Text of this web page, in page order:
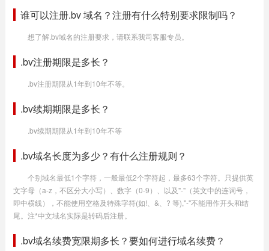
谁可以注册.bv 域名？注册有什么特别要求限制吗？
想了解.bv域名的注册要求，请联系我司客服专员。
.bv注册期限是多长？
.bv注册期限从1年到10年不等。
.bv续期期限是多长？
.bv续期期限从1年到10年不等
.bv域名长度为多少？有什么注册规则？
个别域名最低1个字符，一般最低2个字符起，最多63个字符。只提供英
文字母（a-z，不区分大小写）、数字（0-9）、以及"-"（英文中的连词号，
即中横线），不能使用空格及特殊字符(如!、&、? 等),"-"不能用作开头和结
尾。注*中文域名实际是转码后注册。
.bv域名续费宽限期多长？要如何进行域名续费？